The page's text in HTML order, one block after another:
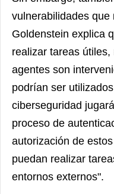
vulnerabilidades que
Goldenstein explica
realizar tareas
agentes son
podrían ser
ciberseguridad
proceso de
autorización de
puedan realizar
entornos externos".